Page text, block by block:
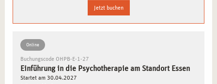
Lernen Sie die wesentlichen Methoden und Ansätze der
Heilpraktiker-Psychotherapie kennen. In interaktiven
Diagnostik und therapeutischen Interventionen vorgestellt.
Dieser Workshop gibt Ihnen die Gelegenheit,
herauszufinden, ob dieser berufliche Weg für Sie passend
ist.
Jetzt buchen
Online
Buchungscode OHPB-E-1-27
Einführung in die Psychotherapie am Standort Essen
Startet am 30.04.2027